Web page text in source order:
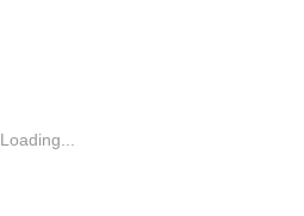
Loading...